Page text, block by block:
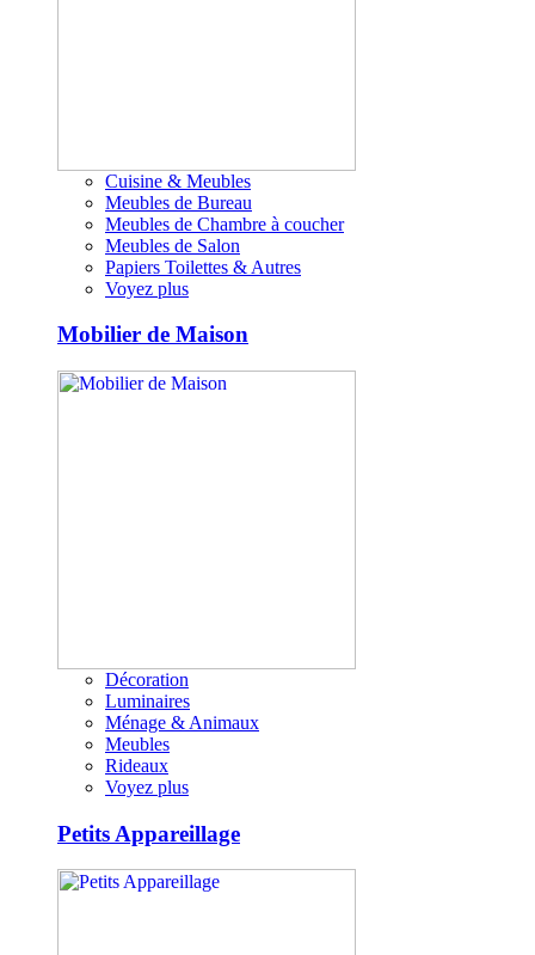
Cuisine & Meubles
Meubles de Bureau
Meubles de Chambre à coucher
Meubles de Salon
Papiers Toilettes & Autres
Voyez plus
Mobilier de Maison
Décoration
Luminaires
Ménage & Animaux
Meubles
Rideaux
Voyez plus
Petits Appareillage